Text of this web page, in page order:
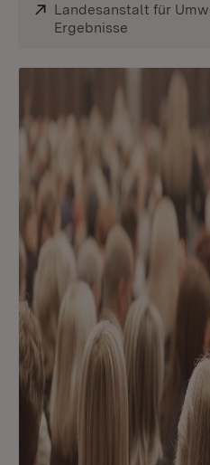
Extern:
Landesanstalt für
Ergebnisse